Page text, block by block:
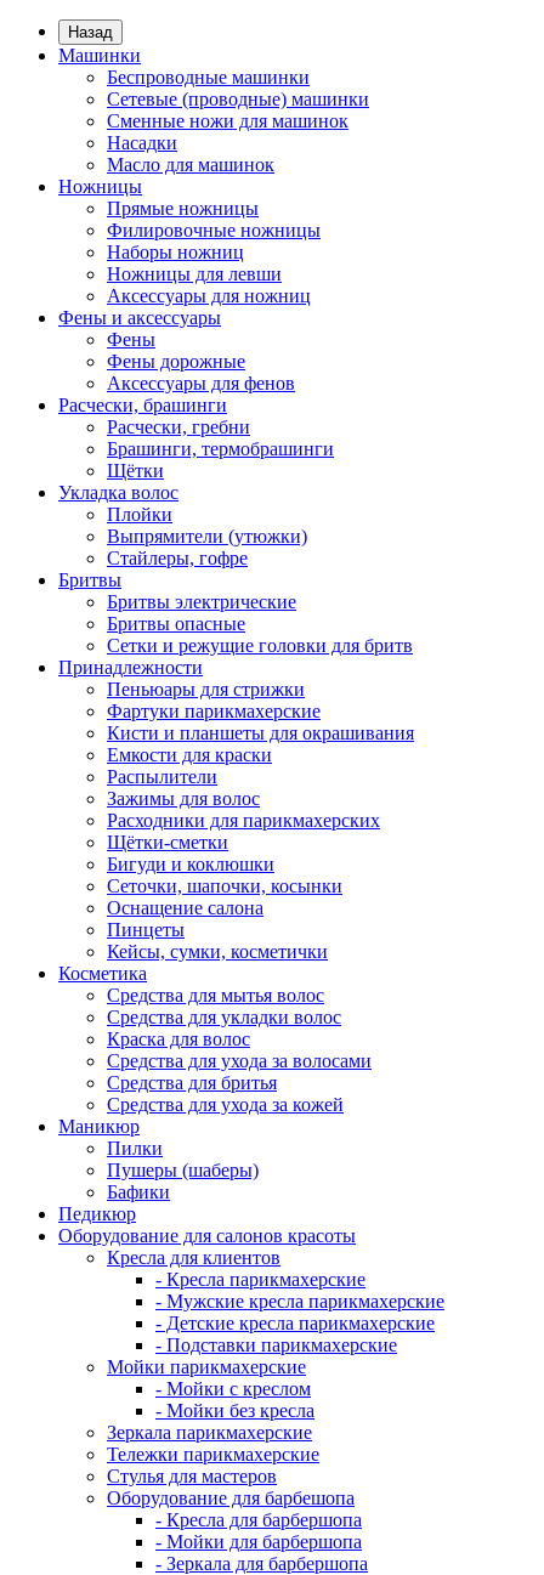
Назад
Машинки
Беспроводные машинки
Сетевые (проводные) машинки
Сменные ножи для машинок
Насадки
Масло для машинок
Ножницы
Прямые ножницы
Филировочные ножницы
Наборы ножниц
Ножницы для левши
Аксессуары для ножниц
Фены и аксессуары
Фены
Фены дорожные
Аксессуары для фенов
Расчески, брашинги
Расчески, гребни
Брашинги, термобрашинги
Щётки
Укладка волос
Плойки
Выпрямители (утюжки)
Стайлеры, гофре
Бритвы
Бритвы электрические
Бритвы опасные
Сетки и режущие головки для бритв
Принадлежности
Пеньюары для стрижки
Фартуки парикмахерские
Кисти и планшеты для окрашивания
Емкости для краски
Распылители
Зажимы для волос
Расходники для парикмахерских
Щётки-сметки
Бигуди и коклюшки
Сеточки, шапочки, косынки
Оснащение салона
Пинцеты
Кейсы, сумки, косметички
Косметика
Средства для мытья волос
Средства для укладки волос
Краска для волос
Средства для ухода за волосами
Средства для бритья
Средства для ухода за кожей
Маникюр
Пилки
Пушеры (шаберы)
Бафики
Педикюр
Оборудование для салонов красоты
Кресла для клиентов
- Кресла парикмахерские
- Мужские кресла парикмахерские
- Детские кресла парикмахерские
- Подставки парикмахерские
Мойки парикмахерские
- Мойки с креслом
- Мойки без кресла
Зеркала парикмахерские
Тележки парикмахерские
Стулья для мастеров
Оборудование для барбешопа
- Кресла для барбершопа
- Мойки для барбершопа
- Зеркала для барбершопа